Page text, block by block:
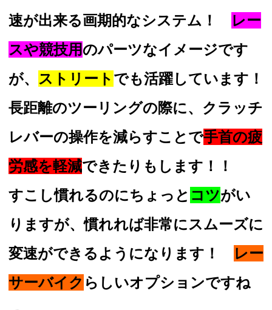
速が出来る画期的なシステム！
レー
スや競技用のパーツなイメージです
が、 ストリート でも活躍しています！
長距離のツーリングの際に、クラッチ
レバーの操作を減らすことで手首の疲
労感を軽減できたりもします！！
すこし慣れるのにちょっと コツがい
りますが、慣れれば非常にスムーズに
変速ができるようになります！
レー
サーバイク らしいオプションですね